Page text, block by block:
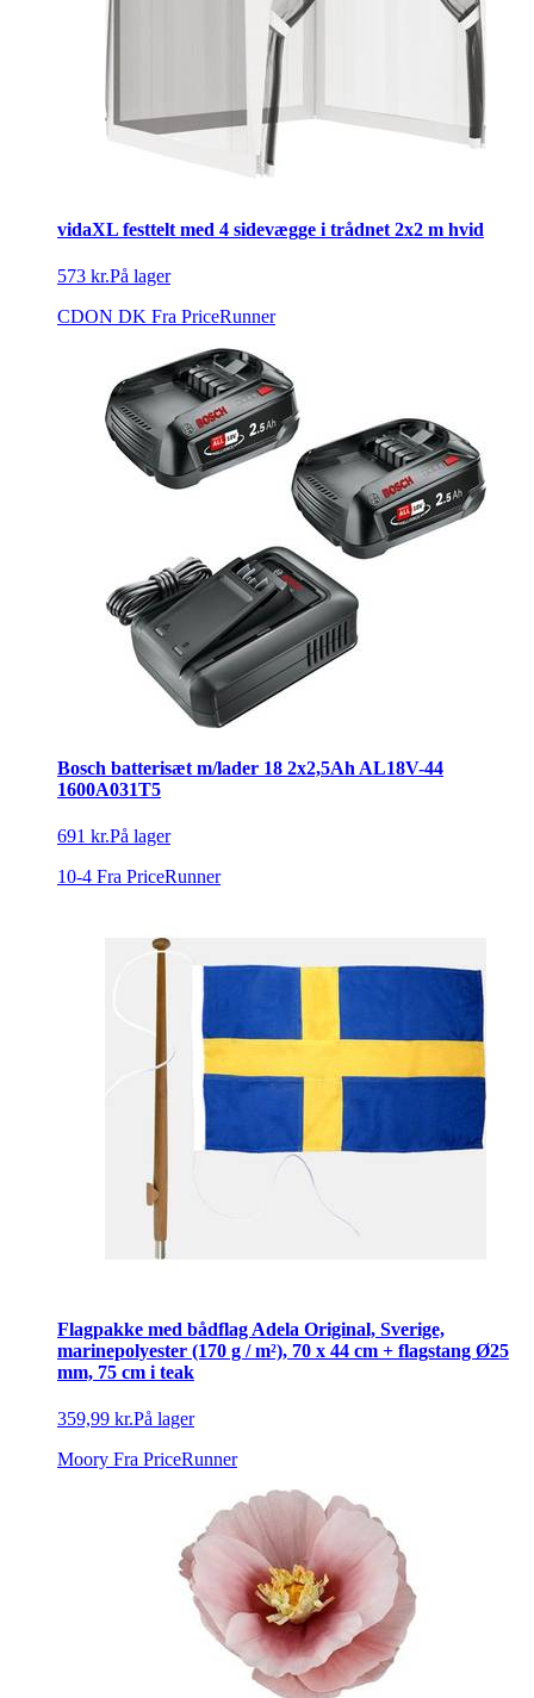
vidaXL festtelt med 4 sidevægge i trådnet 2x2 m hvid
573 kr.På lager
CDON DK Fra PriceRunner
Bosch batterisæt m/lader 18 2x2,5Ah AL18V-44
1600A031T5
691 kr.På lager
10-4 Fra PriceRunner
Flagpakke med bådflag Adela Original, Sverige,
marinepolyester (170 g / m²), 70 x 44 cm + flagstang Ø25
mm, 75 cm i teak
359,99 kr.På lager
Moory Fra PriceRunner